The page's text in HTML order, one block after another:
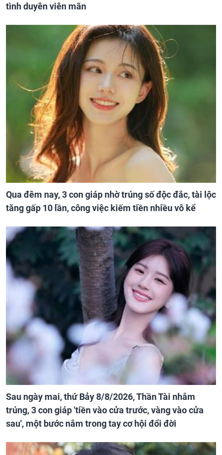
tình duyên viên mãn
Qua đêm nay, 3 con giáp nhờ trúng số độc đắc, tài lộc
tăng gấp 10 lần, công việc kiếm tiền nhiều vô kể
Sau ngày mai, thứ Bảy 8/8/2026, Thần Tài nhắm
trúng, 3 con giáp 'tiền vào cửa trước, vàng vào cửa
sau', một bước nắm trong tay cơ hội đổi đời